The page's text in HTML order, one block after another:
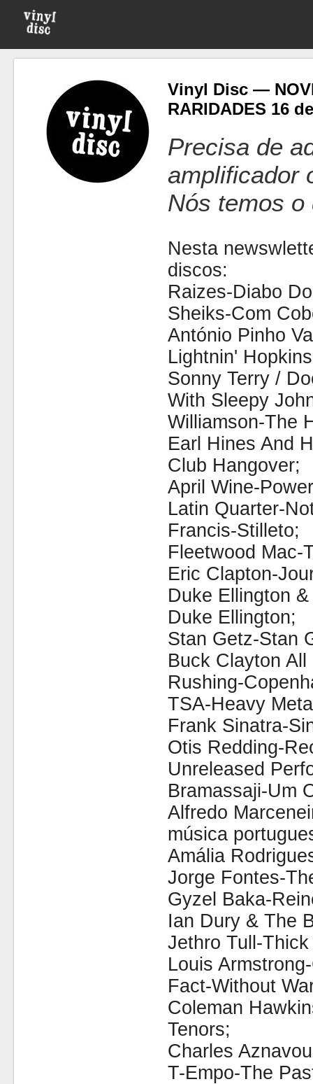
Vinyl Disc —
RARIDADES 16
Precisa de
amplificador
Nós temos o
Nesta
discos:
Raizes-Diabo
Sheiks-Com
António Pinho
Lightnin'
Sonny Terry /
With Sleepy
Williamson-The
Earl Hines And
Club Hangover;
April Wine-
Latin Quarter-
Francis-Stilleto;
Fleetwood Mac-
Eric Clapton-
Duke Ellington
Duke Ellington;
Stan Getz-Stan
Buck Clayton
Rushing-
TSA-Heavy
Frank Sinatra-
Otis Redding-
Unreleased
Bramassaji-Um
Alfredo
música
Amália
Jorge Fontes-
Gyzel Baka-
Ian Dury & The
Jethro Tull-
Louis
Fact-Without
Coleman
Tenors;
Charles
T-Empo-The